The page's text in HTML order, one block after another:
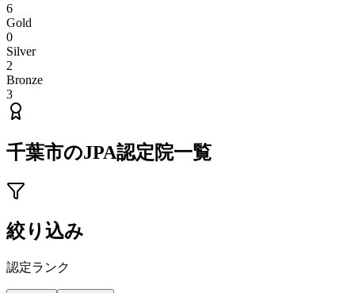
6
Gold
0
Silver
2
Bronze
3
千葉市のJPA認定院一覧
絞り込み
認定ランク